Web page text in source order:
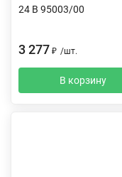
24 В 95003/00
3 277 ₽ /шт.
В корзину